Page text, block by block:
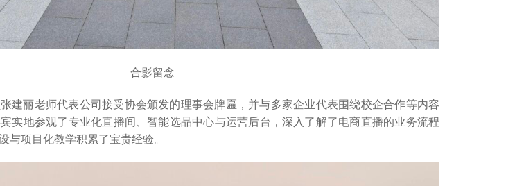
合影留念
建丽老师代表公司接受协会颁发的理事会牌匾，并与多家企业代表围绕校企合作等内容
实地参观了专业化直播间、智能选品中心与运营后台，深入了解了电商直播的业务流程
与项目化教学积累了宝贵经验。